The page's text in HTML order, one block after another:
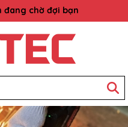
đang chờ đợi bạn